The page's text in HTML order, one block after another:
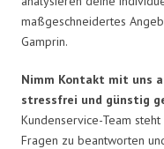
maßgeschneidertes
Gamprin.
Nimm Kontakt mit uns
stressfrei und günstig
Kundenservice-Team
Fragen zu beantworten